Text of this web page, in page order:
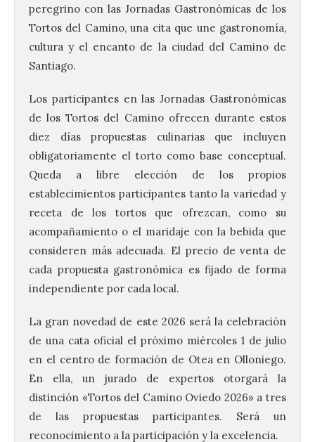
peregrino con las Jornadas Gastronómicas de los
Tortos del Camino, una cita que une gastronomía,
cultura y el encanto de la ciudad del Camino de
Santiago.
Los participantes en las Jornadas Gastronómicas
de los Tortos del Camino ofrecen durante estos
diez días propuestas culinarias que incluyen
obligatoriamente el torto como base conceptual.
Queda a libre elección de los propios
establecimientos participantes tanto la variedad y
receta de los tortos que ofrezcan, como su
acompañamiento o el maridaje con la bebida que
consideren más adecuada. El precio de venta de
cada propuesta gastronómica es fijado de forma
independiente por cada local.
La gran novedad de este 2026 será la celebración
de una cata oficial el próximo miércoles 1 de julio
en el centro de formación de Otea en Olloniego.
En ella, un jurado de expertos otorgará la
distinción «Tortos del Camino Oviedo 2026» a tres
de las propuestas participantes. Será un
reconocimiento a la participación y la excelencia.
ayuntamiento de
Cabrillanes (Babia) acogen
la muestra ‘Eduardo
Arroyo en la colección del
ILC’